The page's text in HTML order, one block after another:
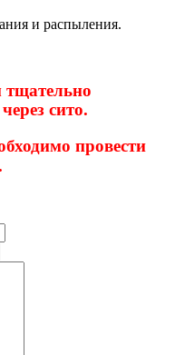
и распыления.
тщательно
сито.
провести